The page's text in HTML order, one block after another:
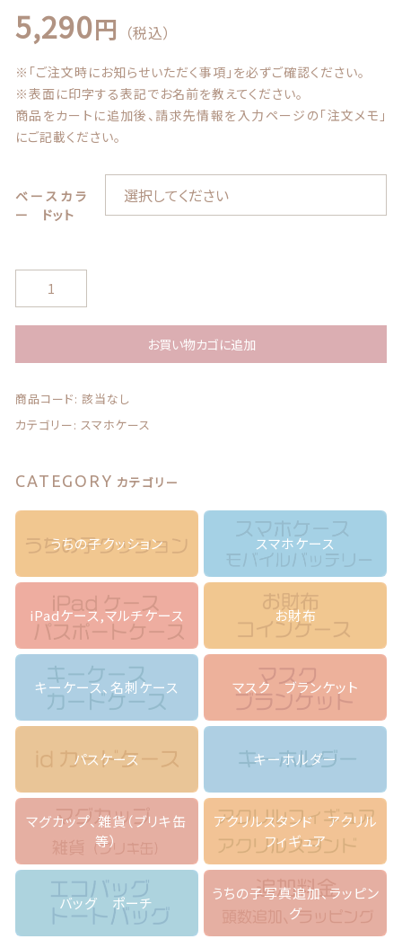
5,290円 （税込）
※「ご注文時にお知らせいただく事項」を必ずご確認ください。
※表面に印字する表記でお名前を教えてください。
商品をカートに追加後、請求先情報を入力ページの「注文メモ」
にご記載ください。
ベースカラ
ー ドット
ち
の
の
真
で
ス
ホ
ス
＊
＊
帯
f
p
e
n
お買い物カゴに追加
商品コード: 該当なし
カテゴリー: スマホケース
CATEGORY カテゴリー
うちの子クッション スマホケース
iPadケース,マルチケース お財布
キーケース、名刺ケース マスク ブランケット
パスケース キーホルダー
マグカップ、雑貨（ブリキ缶
等）
アクリルスタンド アクリル
フィギュア
バッグ ポーチ
うちの子写真追加、ラッピン
グ
© 2021 Lily craft